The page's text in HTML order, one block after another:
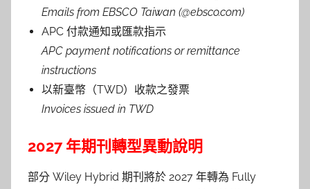
Emails from EBSCO Taiwan (@ebsco.com)
APC 付款通知或匯款指示
APC payment notifications or remittance
instructions
以新臺幣（TWD）收款之發票
Invoices issued in TWD
2027 年期刊轉型異動說明
部分 Wiley Hybrid 期刊將於 2027 年轉為 Fully